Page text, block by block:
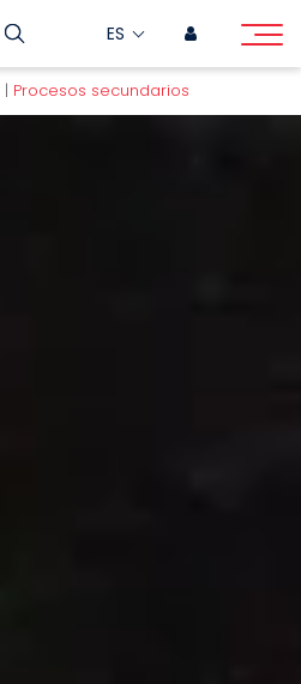
ES
| Procesos secundarios